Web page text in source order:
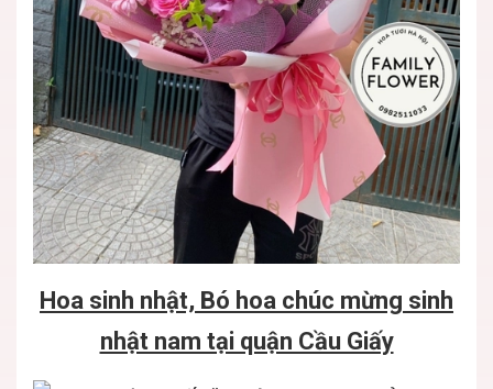
Hoa sinh nhật, Bó hoa chúc mừng sinh
nhật nam tại quận Cầu Giấy